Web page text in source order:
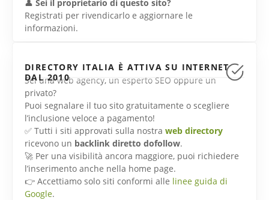
👤 Sei il proprietario di questo sito?
Registrati per rivendicarlo e aggiornare le
informazioni.
DIRECTORY ITALIA È ATTIVA SU INTERNET
DAL 2010
Sei una web agency, un esperto SEO oppure un
privato?
Puoi segnalare il tuo sito gratuitamente o scegliere
l’inclusione veloce a pagamento!
✅ Tutti i siti approvati sulla nostra web directory
ricevono un backlink diretto dofollow.
🚀 Per una visibilità ancora maggiore, puoi richiedere
l’inserimento anche nella home page.
👉 Accettiamo solo siti conformi alle linee guida di
Google.